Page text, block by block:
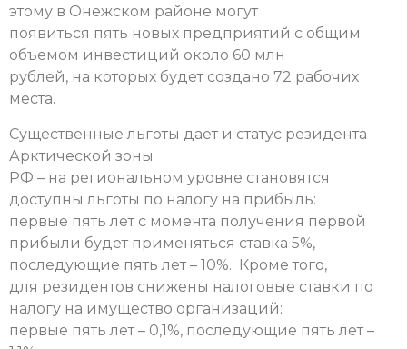
этому в Онежском районе могут
появиться пять новых предприятий с общим
объемом инвестиций около 60 млн
рублей, на которых будет создано 72 рабочих
места.
Существенные льготы дает и статус резидента
Арктической зоны
РФ – на региональном уровне становятся
доступны льготы по налогу на прибыль:
первые пять лет с момента получения первой
прибыли будет применяться ставка 5%,
последующие пять лет – 10%. Кроме того,
для резидентов снижены налоговые ставки по
налогу на имущество организаций:
первые пять лет – 0,1%, последующие пять лет –